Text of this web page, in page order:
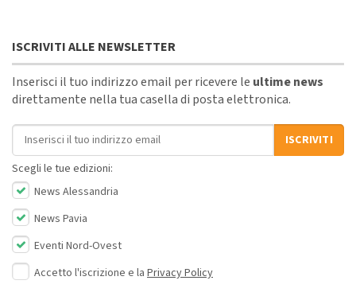
ISCRIVITI ALLE NEWSLETTER
Inserisci il tuo indirizzo email per ricevere le ultime news
direttamente nella tua casella di posta elettronica.
Indirizzo email
ISCRIVITI
Scegli le tue edizioni:
News Alessandria
News Pavia
Eventi Nord-Ovest
Accetto l'iscrizione e la Privacy Policy